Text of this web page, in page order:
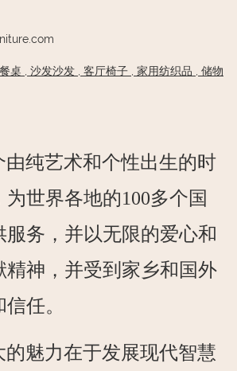
餐桌 沙发沙发 客厅椅子 家用纺织品
储物
纯艺术和个性出生的时
世界各地的100多个国
服务，并以无限的爱心和
精神，并受到家乡和国外
任。
魅力在于发展现代智慧